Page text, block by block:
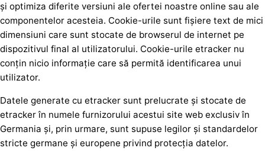
și optimiza diferite versiuni ale ofertei noastre online sau ale
componentelor acesteia. Cookie-urile sunt fișiere text de mici
dimensiuni care sunt stocate de browserul de internet pe
dispozitivul final al utilizatorului. Cookie-urile etracker nu
conțin nicio informație care să permită identificarea unui
utilizator.
Datele generate cu etracker sunt prelucrate și stocate de
etracker în numele furnizorului acestui site web exclusiv în
Germania și, prin urmare, sunt supuse legilor și standardelor
stricte germane și europene privind protecția datelor.